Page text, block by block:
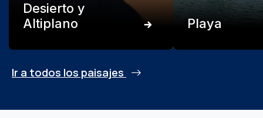
Desierto y
Altiplano
Playa
Ir a todos los paisajes